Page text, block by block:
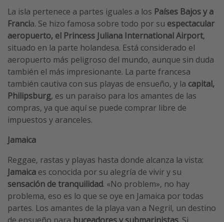
La isla pertenece a partes iguales a los Países Bajos y a
Francia. Se hizo famosa sobre todo por su espectacular
aeropuerto, el Princess Juliana International Airport,
situado en la parte holandesa. Está considerado el
aeropuerto más peligroso del mundo, aunque sin duda
también el más impresionante. La parte francesa
también cautiva con sus playas de ensueño, y la capital,
Philipsburg, es un paraíso para los amantes de las
compras, ya que aquí se puede comprar libre de
impuestos y aranceles.
Jamaica
Reggae, rastas y playas hasta donde alcanza la vista:
Jamaica es conocida por su alegría de vivir y su
sensación de tranquilidad. «No problem», no hay
problema, eso es lo que se oye en Jamaica por todas
partes. Los amantes de la playa van a Negril, un destino